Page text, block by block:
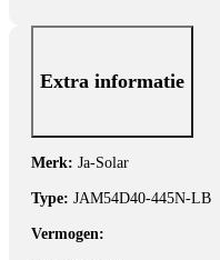
Extra informatie
Merk: Ja-Solar
Type: JAM54D40-445N-LB
Vermogen: